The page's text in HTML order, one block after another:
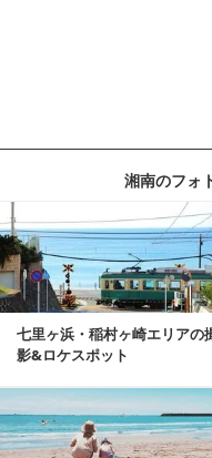
湘南のフォ
七里ヶ浜・稲村ヶ崎エリアの
影&ロケスポット
記事
記事